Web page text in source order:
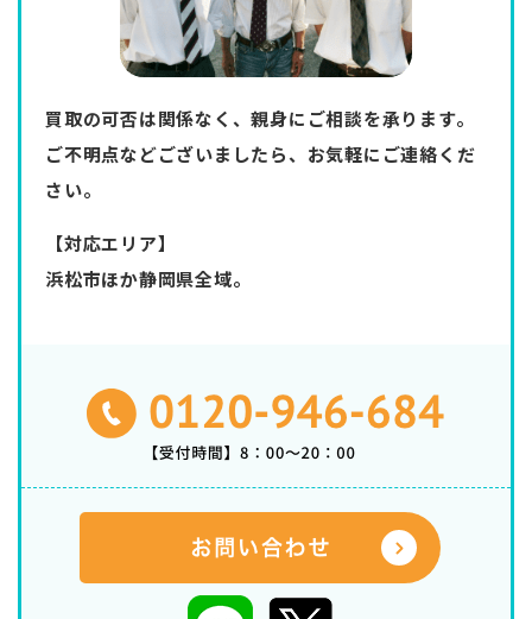
買取の可否は関係なく、親身にご相談を承ります。
ご不明点などございましたら、お気軽にご連絡くだ
さい。
【対応エリア】
浜松市ほか静岡県全域。